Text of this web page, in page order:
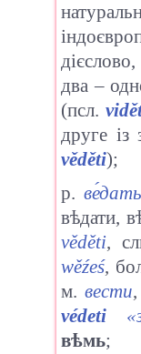
два –
(псл.
друге із
věděti);
р. ве́дать
вѣдати,
věděti,
wěźeś,
м. вести
védeti
вѣмь;